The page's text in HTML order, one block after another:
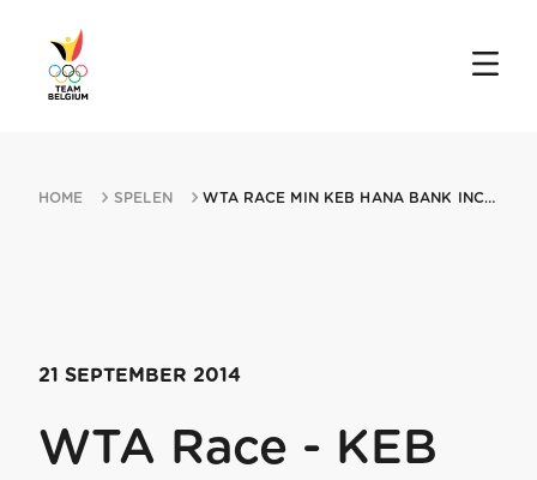
HOME SPELEN WTA RACE MIN KEB HANA BANK INCHEON AIRPORT KOREA OPEN 21092014 SEOUL
21 SEPTEMBER 2014
WTA Race - KEB